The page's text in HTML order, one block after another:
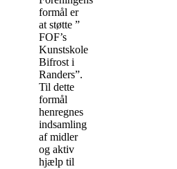
formål er
at støtte ”
FOF’s
Kunstskole
Bifrost i
Randers”.
Til dette
formål
henregnes
indsamling
af midler
og aktiv
hjælp til